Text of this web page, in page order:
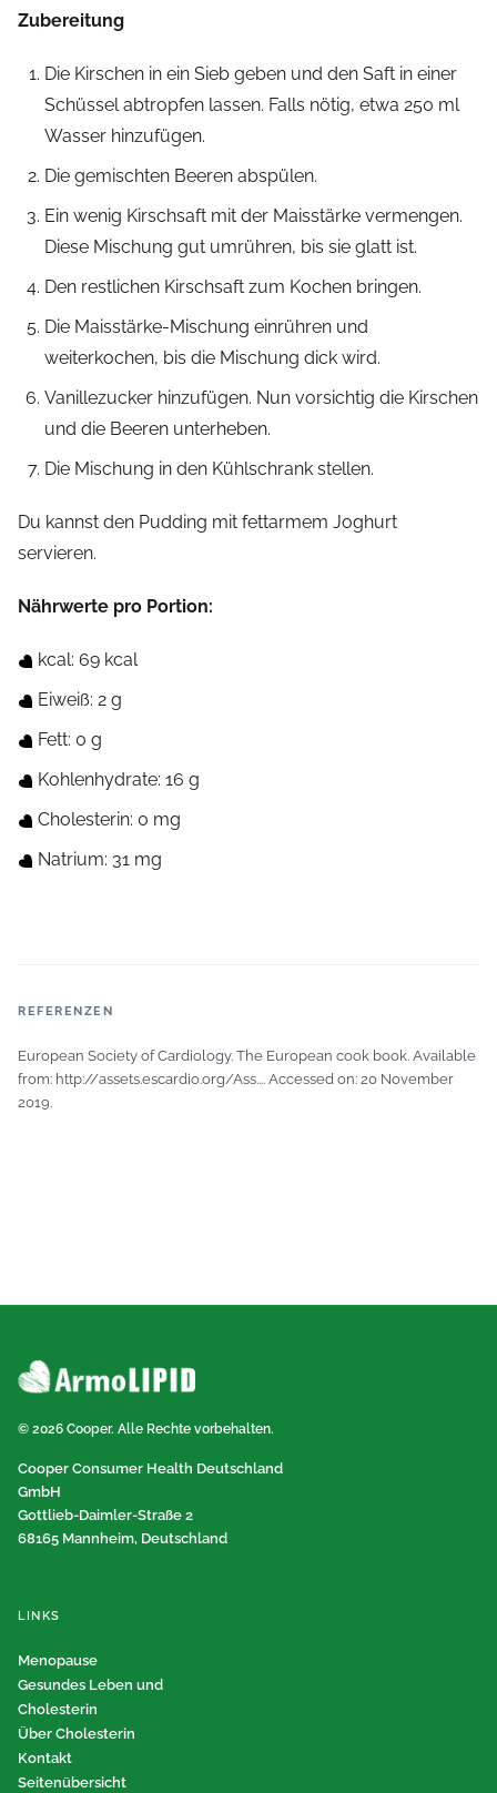
Zubereitung
Die Kirschen in ein Sieb geben und den Saft in einer
Schüssel abtropfen lassen. Falls nötig, etwa 250 ml
Wasser hinzufügen.
Die gemischten Beeren abspülen.
Ein wenig Kirschsaft mit der Maisstärke vermengen.
Diese Mischung gut umrühren, bis sie glatt ist.
Den restlichen Kirschsaft zum Kochen bringen.
Die Maisstärke-Mischung einrühren und
weiterkochen, bis die Mischung dick wird.
Vanillezucker hinzufügen. Nun vorsichtig die Kirschen
und die Beeren unterheben.
Die Mischung in den Kühlschrank stellen.
Du kannst den Pudding mit fettarmem Joghurt
servieren.
Nährwerte pro Portion:
kcal: 69 kcal
Eiweiß: 2 g
Fett: 0 g
Kohlenhydrate: 16 g
Cholesterin: 0 mg
Natrium: 31 mg
REFERENZEN
European Society of Cardiology. The European cook book. Available
from: http://assets.escardio.org/Ass.... Accessed on: 20 November
2019.
© 2026 Cooper. Alle Rechte vorbehalten.
Cooper Consumer Health Deutschland
GmbH
Gottlieb-Daimler-Straße 2
68165 Mannheim, Deutschland
LINKS
Menopause
Gesundes Leben und
Cholesterin
Über Cholesterin
Kontakt
Seitenübersicht